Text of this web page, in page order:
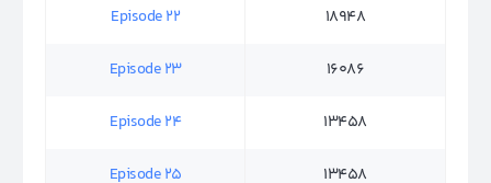
18948
Episode 22
16086
Episode 23
13458
Episode 24
13458
Episode 25